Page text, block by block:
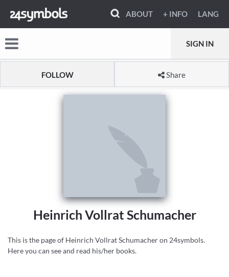
ABOUT + INFO LANG
SIGN IN
FOLLOW Share
Heinrich Vollrat Schumacher
This is the page of Heinrich Vollrat Schumacher on 24symbols.
Here you can see and read his/her books.